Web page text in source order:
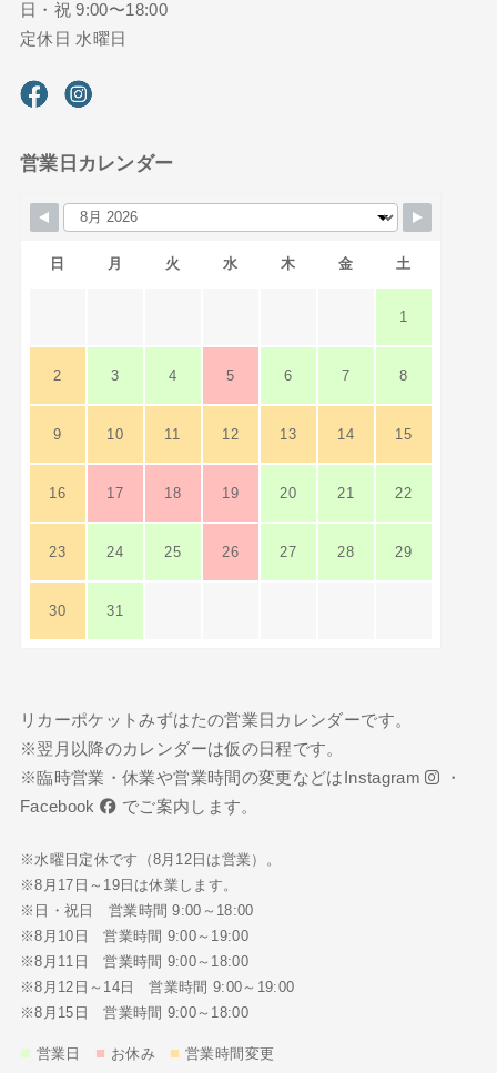
日・祝 9:00〜18:00
定休日 水曜日
営業日カレンダー
日 月 火 水 木 金 土
1
2 3 4 5 6 7 8
9 10 11 12 13 14 15
16 17 18 19 20 21 22
23 24 25 26 27 28 29
30 31
リカーポケットみずはたの営業日カレンダーです。
※翌月以降のカレンダーは仮の日程です。
※臨時営業・休業や営業時間の変更などは Instagram
・
Facebook
でご案内します。
※水曜日定休です（8月12日は営業）。
※8月17日～19日は休業します。
※日・祝日 営業時間 9:00～18:00
※8月10日 営業時間 9:00～19:00
※8月11日 営業時間 9:00～18:00
※8月12日～14日 営業時間 9:00～19:00
※8月15日 営業時間 9:00～18:00
■ 営業日 ■ お休み ■ 営業時間変更